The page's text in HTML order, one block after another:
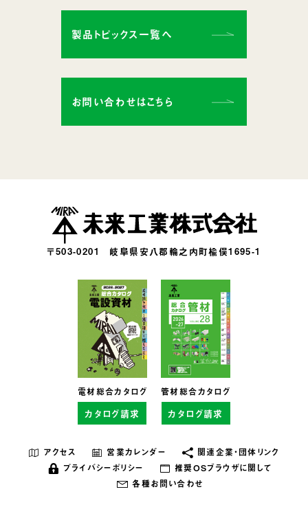
製品トピックス一覧へ
お問い合わせはこちら
〒503-0201 岐阜県安八郡輪之内町楡俣1695-1
電材総合カタログ
カタログ請求
管材総合カタログ
カタログ請求
アクセス 営業カレンダー
関連企業・団体リンク
プライバシーポリシー
推奨OSブラウザに関して
各種お問い合わせ